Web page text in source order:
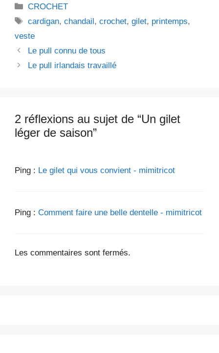
Catégories
CROCHET
Étiquettes
cardigan,chandail ,crochet,gilet, printemps,
veste
Le pull connu de tous
Le pull irlandais travaillé
2 réflexions au sujet de “Un gilet
léger de saison”
Ping : Le gilet qui vous convient - mimitricot
Ping : Comment faire une belle dentelle - mimitricot
Les commentaires sont fermés.